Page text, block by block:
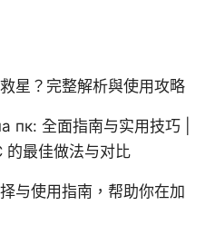
星？完整解析與使用攻略
пк: 全面指南与实用技巧 |
最佳做法与对比
与使用指南，帮助你在加